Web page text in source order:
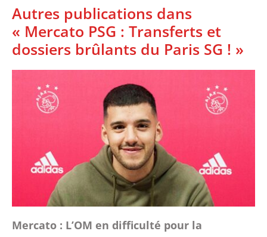
Autres publications dans
« Mercato PSG : Transferts et
dossiers brûlants du Paris SG ! »
Mercato : L’OM en difficulté pour la